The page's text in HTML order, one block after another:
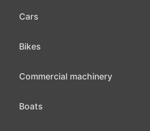
Cars
Bikes
Commercial machinery
Boats